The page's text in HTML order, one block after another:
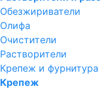
Обезжириватели
Олифа
Очистители
Растворители
Крепеж и фурнитура
Крепеж